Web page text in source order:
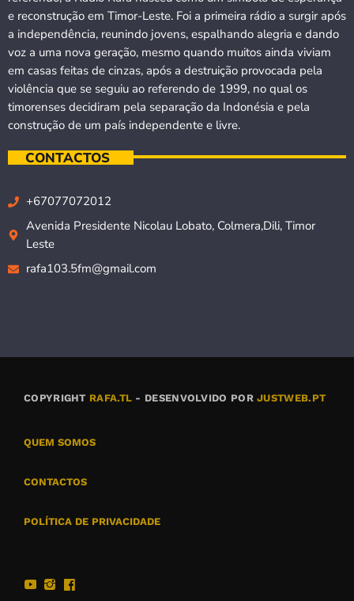
e reconstrução em Timor-Leste. Foi a primeira rádio a surgir após
a independência, reunindo jovens, espalhando alegria e dando
voz a uma nova geração, mesmo quando muitos ainda viviam
em casas feitas de cinzas, após a destruição provocada pela
violência que se seguiu ao referendo de 1999, no qual os
timorenses decidiram pela separação da Indonésia e pela
construção de um país independente e livre.
CONTACTOS
+67077072012
Avenida Presidente Nicolau Lobato, Colmera,Dili, Timor
Leste
rafa103.5fm@gmail.com
COPYRIGHT RAFA.TL - DESENVOLVIDO PORJUSTWEB.PT
QUEM SOMOS
CONTACTOS
POLÍTICA DE PRIVACIDADE